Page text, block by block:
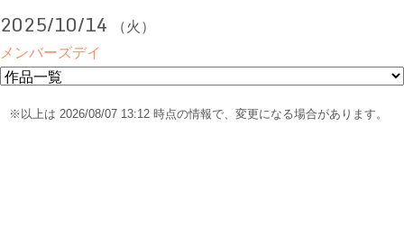
2025/10/14
（火）
メンバーズデイ
※以上は 2026/08/07 13:12 時点の情報で、変更になる場合があります。